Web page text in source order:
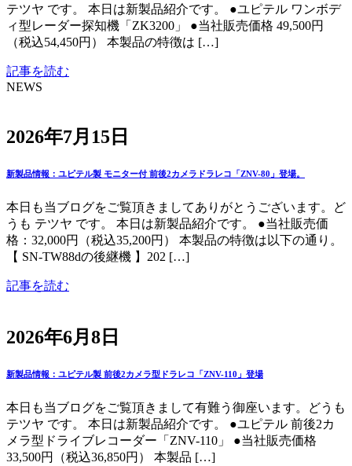
テツヤ です。 本日は新製品紹介です。 ●ユピテル ワンボデ
ィ型レーダー探知機「ZK3200」 ●当社販売価格 49,500円
（税込54,450円） 本製品の特徴は […]
記事を読む
NEWS
2026年7月15日
新製品情報：ユピテル製 モニター付 前後2カメラドラレコ「ZNV-80」登場。
本日も当ブログをご覧頂きましてありがとうございます。ど
うも テツヤ です。 本日は新製品紹介です。 ●当社販売価
格：32,000円（税込35,200円） 本製品の特徴は以下の通り。
【 SN-TW88dの後継機 】202 […]
記事を読む
2026年6月8日
新製品情報：ユピテル製 前後2カメラ型ドラレコ「ZNV-110」登場
本日も当ブログをご覧頂きまして有難う御座います。どうも
テツヤ です。 本日は新製品紹介です。 ●ユピテル 前後2カ
メラ型ドライブレコーダー「ZNV-110」 ●当社販売価格
33,500円（税込36,850円） 本製品 […]